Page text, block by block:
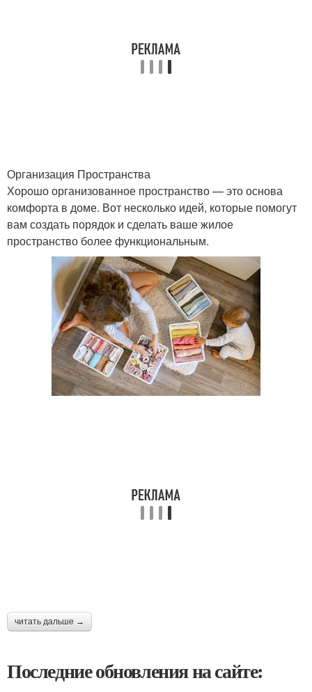
Организация Пространства
Хорошо организованное пространство — это основа
комфорта в доме. Вот несколько идей, которые помогут
вам создать порядок и сделать ваше жилое
пространство более функциональным.
читать дальше →
Последние обновления на сайте: